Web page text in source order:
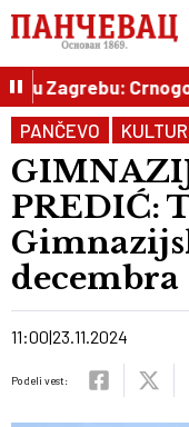
Crnogorci
PANČEVO
PREDIĆ:
decembra
11:00 23.11.2024
Podeli vest: